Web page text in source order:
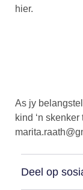
hier.
As jy
kind ‘n
Deel op